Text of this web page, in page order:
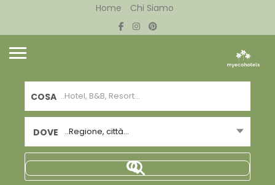
Home Chi Siamo
COSA
DOVE ..Regione, città...